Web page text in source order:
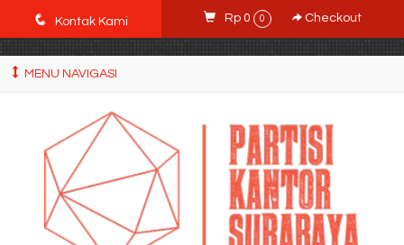
POWgW_CidIRh4HWyBRJVVZyqc0CP9mpkA8eE65rpyX0" />
q Kontak Kami Rp 0 0 Checkout
MENU NAVIGASI